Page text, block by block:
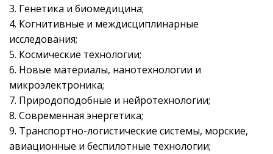
3. Генетика и биомедицина;
4. Когнитивные и междисциплинарные
исследования;
5. Космические технологии;
6. Новые материалы, нанотехнологии и
микроэлектроника;
7. Природоподобные и нейротехнологии;
8. Современная энергетика;
9. Транспортно-логистические системы, морские,
авиационные и беспилотные технологии;